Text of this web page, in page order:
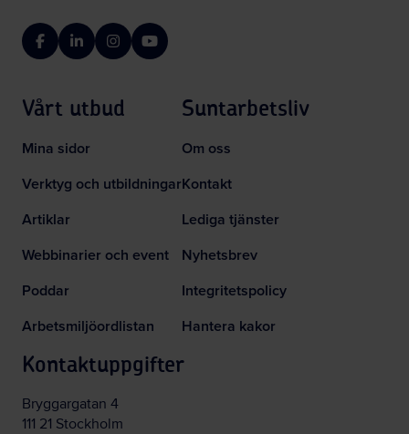
FacebookLinkedInInstagramYouTube
Vårt utbud
Mina sidor
Verktyg och utbildningar
Artiklar
Webbinarier och event
Poddar
Arbetsmiljöordlistan
Suntarbetsliv
Om oss
Kontakt
Lediga tjänster
Nyhetsbrev
Integritetspolicy
Hantera kakor
Kontaktuppgifter
Bryggargatan 4
111 21 Stockholm